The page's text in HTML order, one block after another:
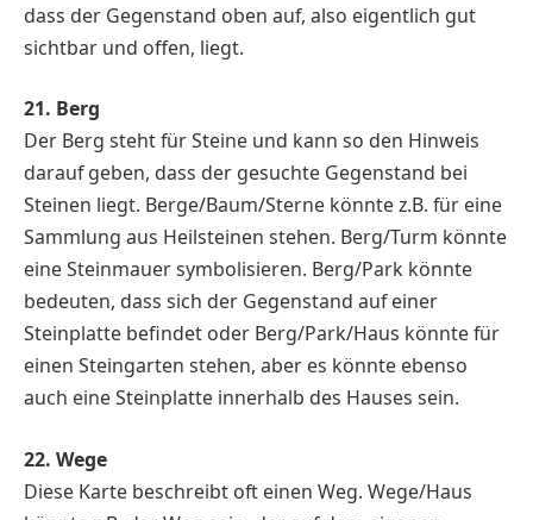
dass der Gegenstand oben auf, also eigentlich gut
sichtbar und offen, liegt.
21. Berg
Der Berg steht für Steine und kann so den Hinweis
darauf geben, dass der gesuchte Gegenstand bei
Steinen liegt. Berge/Baum/Sterne könnte z.B. für eine
Sammlung aus Heilsteinen stehen. Berg/Turm könnte
eine Steinmauer symbolisieren. Berg/Park könnte
bedeuten, dass sich der Gegenstand auf einer
Steinplatte befindet oder Berg/Park/Haus könnte für
einen Steingarten stehen, aber es könnte ebenso
auch eine Steinplatte innerhalb des Hauses sein.
22. Wege
Diese Karte beschreibt oft einen Weg. Wege/Haus